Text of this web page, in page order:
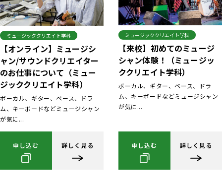
ミュージッククリエイト学科
【オンライン】ミュージシ
ャン/サウンドクリエイター
のお仕事について（ミュー
ジッククリエイト学科）
ボーカル、ギター、ベース、ドラ
ム、キーボードなどミュージシャン
が気に...
申し込む 詳しく見る
ミュージッククリエイト学科
【来校】初めてのミュージ
シャン体験！（ミュージッ
ククリエイト学科）
ボーカル、ギター、ベース、ドラ
ム、キーボードなどミュージシャン
が気に...
申し込む 詳しく見る